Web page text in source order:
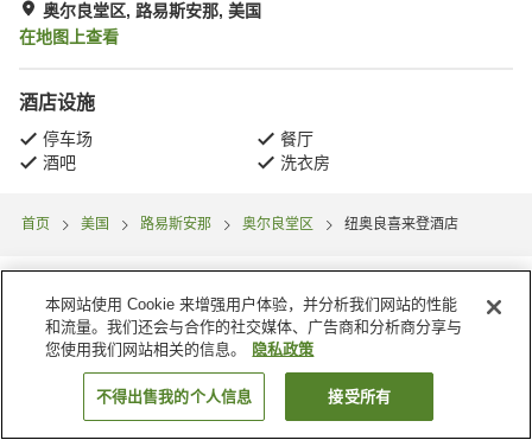
奥尔良堂区, 路易斯安那, 美国
在地图上查看
酒店设施
停车场
餐厅
酒吧
洗衣房
首页 美国 路易斯安那 奥尔良堂区 纽奥良喜来登酒店
搜索客房
本网站使用 Cookie 来增强用户体验，并分析我们网站的性能
和流量。我们还会与合作的社交媒体、广告商和分析商分享与
您使用我们网站相关的信息。
隐私政策
不得出售我的个人信息 接受所有